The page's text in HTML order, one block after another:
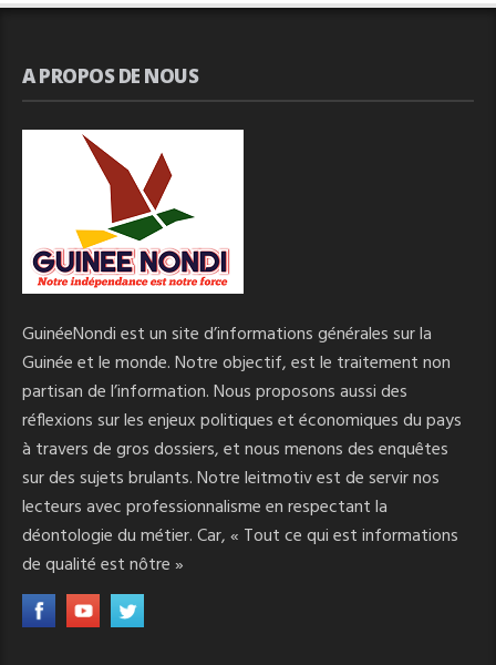
A PROPOS DE NOUS
GuinéeNondi est un site d’informations générales sur la
Guinée et le monde. Notre objectif, est le traitement non
partisan de l’information. Nous proposons aussi des
réflexions sur les enjeux politiques et économiques du pays
à travers de gros dossiers, et nous menons des enquêtes
sur des sujets brulants. Notre leitmotiv est de servir nos
lecteurs avec professionnalisme en respectant la
déontologie du métier. Car, « Tout ce qui est informations
de qualité est nôtre »